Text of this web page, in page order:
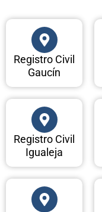
Registro Civil
Gaucín
Registro Civil
Igualeja